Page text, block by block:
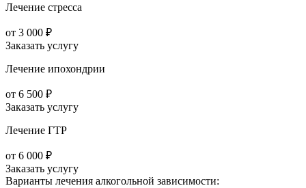
Лечение стресса
от 3 000 ₽
Заказать услугу
Лечение ипохондрии
от 6 500 ₽
Заказать услугу
Лечение ГТР
от 6 000 ₽
Заказать услугу
Варианты лечения алкогольной зависимости: